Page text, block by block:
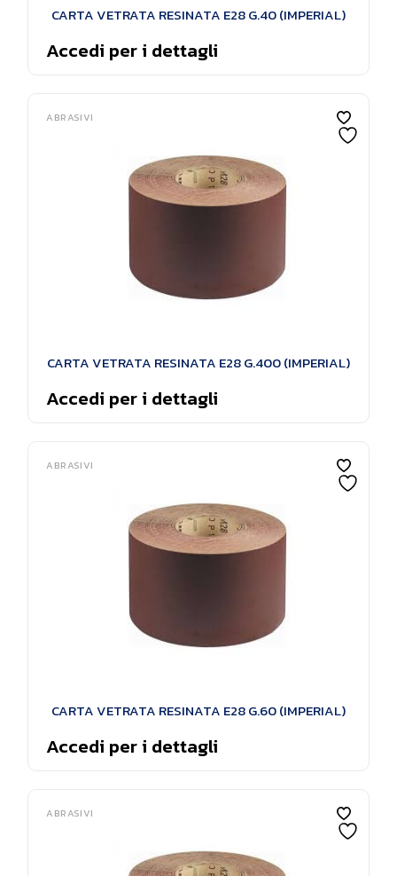
CARTA VETRATA RESINATA E28 G.40 (IMPERIAL)
Accedi per i dettagli
ABRASIVI
CARTA VETRATA RESINATA E28 G.400 (IMPERIAL)
Accedi per i dettagli
ABRASIVI
CARTA VETRATA RESINATA E28 G.60 (IMPERIAL)
Accedi per i dettagli
ABRASIVI